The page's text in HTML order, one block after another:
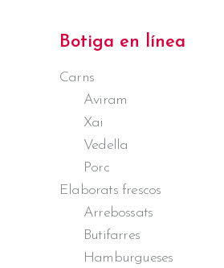
Botiga en línea
Carns
Aviram
Xai
Vedella
Porc
Elaborats frescos
Arrebossats
Butifarres
Hamburgueses